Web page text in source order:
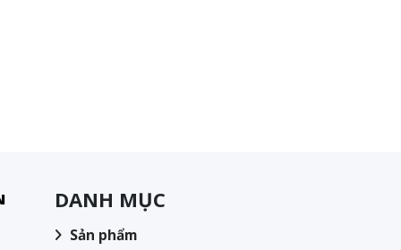
DANH MỤC
Sản phẩm